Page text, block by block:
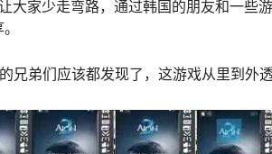
大家少走弯路，通过韩国的朋友和一些
兄弟们应该都发现了，这游戏从里到外